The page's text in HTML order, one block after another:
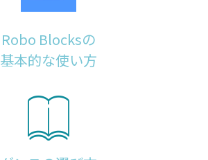
Robo Blocksの
基本的な使い方